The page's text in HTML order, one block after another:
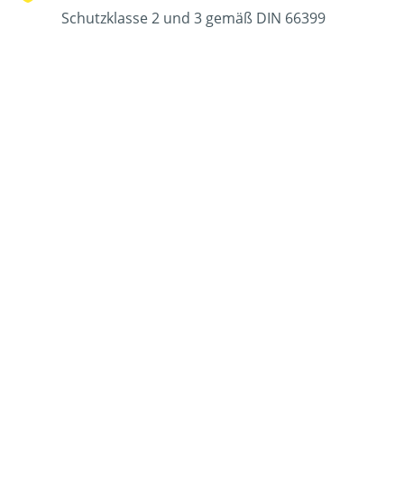
Schutzklasse 2 und 3 gemäß DIN 66399